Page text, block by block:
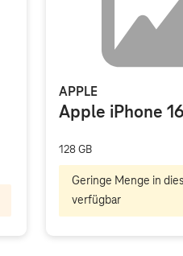
APPLE
Apple iPhone 16
128 GB
Geringe Menge in
verfügbar